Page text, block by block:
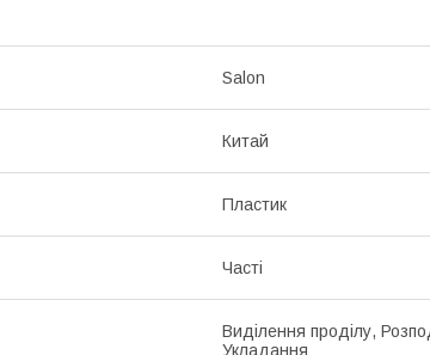
Salon
Китай
Пластик
Часті
Виділення проділу,
Укладання